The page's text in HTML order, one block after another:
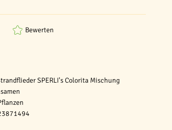
SPERLI's Colorita Mischung
Bewerten